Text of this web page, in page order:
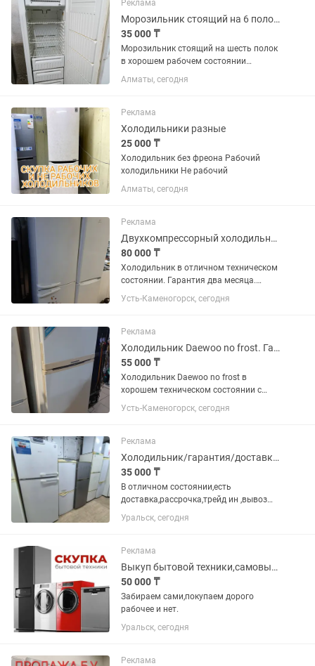
Реклама
Морозильник стоящий на 6 полок в алматы
35 000 ₸
Морозильник стоящий на шесть полок
в хорошем рабочем состоянии
морозит отлично подойдет для
заморозки для всех продуктов рн
нерабочую с вашей доплатой
Алматы, сегодня
Реклама
Холодильники разные
25 000 ₸
Холодильник без фреона Рабочий
холодильники Не рабочий
Алматы, сегодня
Реклама
Двухкомпрессорный холодильник Атлант . Гарантия. Доставка.
80 000 ₸
Холодильник в отличном техническом
состоянии. Гарантия два месяца.
Доставка до подъезда бесплатно.
Усть-Каменогорск, сегодня
Реклама
Холодильник Daewoo no frost. Гарантия. Доставка до подъезда.
55 000 ₸
Холодильник Daewoo no frost в
хорошем техническом состоянии с
Гарантией Два месяца. Доставка до
подъезда бесплатно.
Усть-Каменогорск, сегодня
Реклама
Холодильник/гарантия/доставка/рассрочка/подберу
35 000 ₸
В отличном состоянии,есть
доставка,рассрочка,трейд ин ,вывоз
вашего,помогу покажу ,предложу.
Звоните или пишите договоримся Все
чистые,обслуженных без запаха ,все
вымыто на...
Уральск, сегодня
Реклама
Выкуп бытовой техники,самовывоз.
50 000 ₸
Забираем сами,покупаем дорого
рабочее и нет.
Уральск, сегодня
Реклама